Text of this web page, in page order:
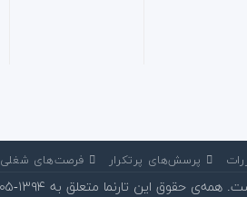
‌ پرسش‌های پرتکرار ‌ فرصت‌های شغلی
این تارنما متعلق به ۱۳۹۴-۱۴۰۵©